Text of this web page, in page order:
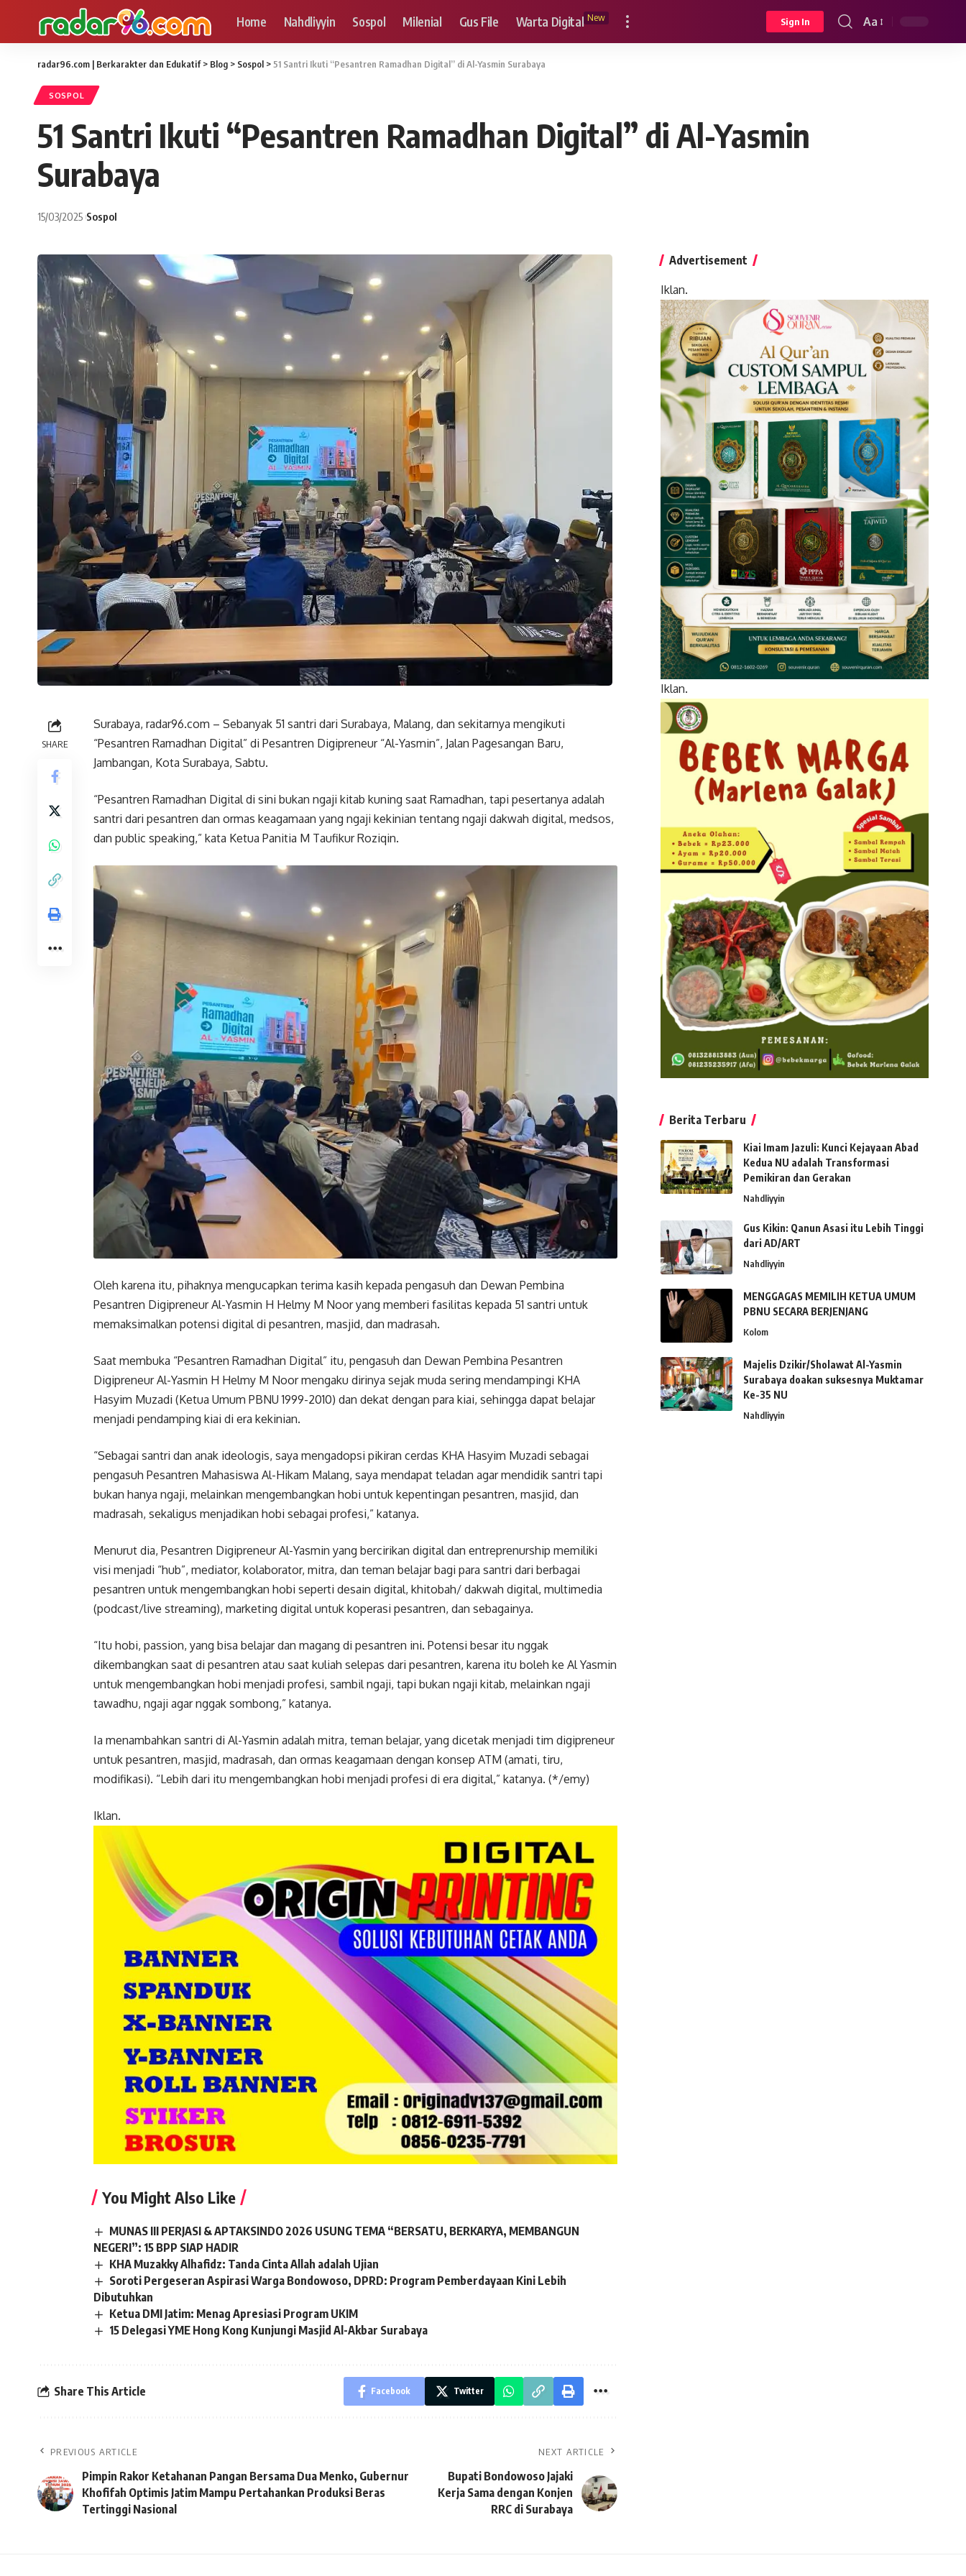
Home Nahdliyyin Sospol Milenial Gus File Warta Digital New Sign In
Font
Aa
radar96.com | Berkarakter dan Edukatif> Blog > Sospol > 51 Santri Ikuti “Pesantren Ramadhan Digital” di Al-Yasmin Surabaya
SOSPOL
51 Santri Ikuti “Pesantren Ramadhan Digital” di Al-Yasmin
Surabaya
15/03/2025 Sospol
SHARE
Surabaya, radar96.com – Sebanyak 51 santri dari Surabaya, Malang, dan sekitarnya mengikuti
“Pesantren Ramadhan Digital” di Pesantren Digipreneur “Al-Yasmin”, Jalan Pagesangan Baru,
Jambangan, Kota Surabaya, Sabtu.
“Pesantren Ramadhan Digital di sini bukan ngaji kitab kuning saat Ramadhan, tapi pesertanya adalah
santri dari pesantren dan ormas keagamaan yang ngaji kekinian tentang ngaji dakwah digital, medsos,
dan public speaking,” kata Ketua Panitia M Taufikur Roziqin.
Oleh karena itu, pihaknya mengucapkan terima kasih kepada pengasuh dan Dewan Pembina
Pesantren Digipreneur Al-Yasmin H Helmy M Noor yang memberi fasilitas kepada 51 santri untuk
memaksimalkan potensi digital di pesantren, masjid, dan madrasah.
Saat membuka “Pesantren Ramadhan Digital” itu, pengasuh dan Dewan Pembina Pesantren
Digipreneur Al-Yasmin H Helmy M Noor mengaku dirinya sejak muda sering mendampingi KHA
Hasyim Muzadi (Ketua Umum PBNU 1999-2010) dan dekat dengan para kiai, sehingga dapat belajar
menjadi pendamping kiai di era kekinian.
“Sebagai santri dan anak ideologis, saya mengadopsi pikiran cerdas KHA Hasyim Muzadi sebagai
pengasuh Pesantren Mahasiswa Al-Hikam Malang, saya mendapat teladan agar mendidik santri tapi
bukan hanya ngaji, melainkan mengembangkan hobi untuk kepentingan pesantren, masjid, dan
madrasah, sekaligus menjadikan hobi sebagai profesi,” katanya.
Menurut dia, Pesantren Digipreneur Al-Yasmin yang bercirikan digital dan entreprenurship memiliki
visi menjadi “hub”, mediator, kolaborator, mitra, dan teman belajar bagi para santri dari berbagai
pesantren untuk mengembangkan hobi seperti desain digital, khitobah/ dakwah digital, multimedia
(podcast/live streaming), marketing digital untuk koperasi pesantren, dan sebagainya.
“Itu hobi, passion, yang bisa belajar dan magang di pesantren ini. Potensi besar itu nggak
dikembangkan saat di pesantren atau saat kuliah selepas dari pesantren, karena itu boleh ke Al Yasmin
untuk mengembangkan hobi menjadi profesi, sambil ngaji, tapi bukan ngaji kitab, melainkan ngaji
tawadhu, ngaji agar nggak sombong,” katanya.
Ia menambahkan santri di Al-Yasmin adalah mitra, teman belajar, yang dicetak menjadi tim digipreneur
untuk pesantren, masjid, madrasah, dan ormas keagamaan dengan konsep ATM (amati, tiru,
modifikasi). “Lebih dari itu mengembangkan hobi menjadi profesi di era digital,” katanya. (*/emy)
Iklan.
You Might Also Like
MUNAS III PERJASI & APTAKSINDO 2026 USUNG TEMA “BERSATU, BERKARYA, MEMBANGUN
NEGERI”: 15 BPP SIAP HADIR
KHA Muzakky Alhafidz: Tanda Cinta Allah adalah Ujian
Soroti Pergeseran Aspirasi Warga Bondowoso, DPRD: Program Pemberdayaan Kini Lebih
Dibutuhkan
Ketua DMI Jatim: Menag Apresiasi Program UKIM
15 Delegasi YME Hong Kong Kunjungi Masjid Al-Akbar Surabaya
Share This Article Facebook Twitter
PREVIOUS ARTICLE
Pimpin Rakor Ketahanan Pangan Bersama Dua Menko, Gubernur
Khofifah Optimis Jatim Mampu Pertahankan Produksi Beras
Tertinggi Nasional
NEXT ARTICLE
Bupati Bondowoso Jajaki
Kerja Sama dengan Konjen
RRC di Surabaya
Advertisement
Iklan.
Iklan.
Berita Terbaru
Kiai Imam Jazuli: Kunci Kejayaan Abad
Kedua NU adalah Transformasi
Pemikiran dan Gerakan
Nahdliyyin
Gus Kikin: Qanun Asasi itu Lebih Tinggi
dari AD/ART
Nahdliyyin
MENGGAGAS MEMILIH KETUA UMUM
PBNU SECARA BERJENJANG
Kolom
Majelis Dzikir/Sholawat Al-Yasmin
Surabaya doakan suksesnya Muktamar
Ke-35 NU
Nahdliyyin